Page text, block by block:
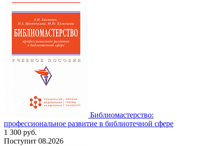
Библиомастерство:
профессиональное развитие в библиотечной сфере
1 300 руб.
Поступит 08.2026